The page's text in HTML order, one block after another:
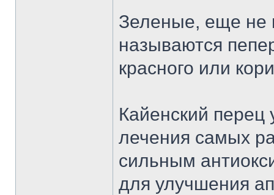
Зеленые, еще не
называются
красного или
Кайенский перец
лечения самых
сильным
для улучшения